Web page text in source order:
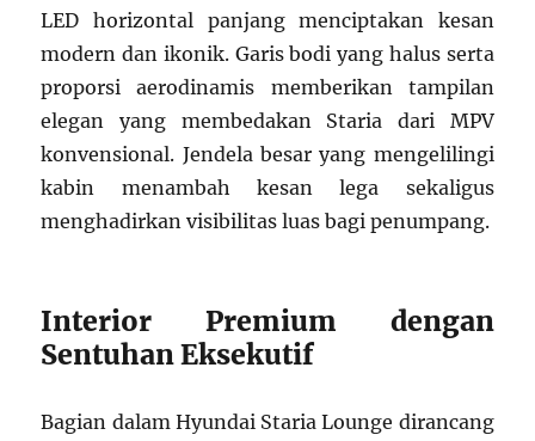
LED horizontal panjang menciptakan kesan
modern dan ikonik. Garis bodi yang halus serta
proporsi aerodinamis memberikan tampilan
elegan yang membedakan Staria dari MPV
konvensional. Jendela besar yang mengelilingi
kabin menambah kesan lega sekaligus
menghadirkan visibilitas luas bagi penumpang.
Interior Premium dengan
Sentuhan Eksekutif
Bagian dalam Hyundai Staria Lounge dirancang